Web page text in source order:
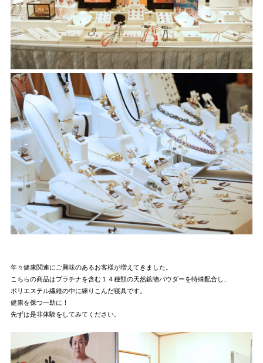
年々健康関連にご興味のあるお客様が増えてきました。
こちらの商品はプラチナを含む１４種類の天然鉱物パウダーを特殊配合し、
ポリエステル繊維の中に練りこんだ寝具です。
健康を保つ一助に！
先ずは是非体験をしてみてください。